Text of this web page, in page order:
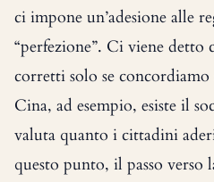
ci impone un’adesione alle
“perfezione”. Ci viene detto
corretti solo se
Cina, ad esempio, esiste il
valuta quanto i cittadini
questo punto, il passo verso